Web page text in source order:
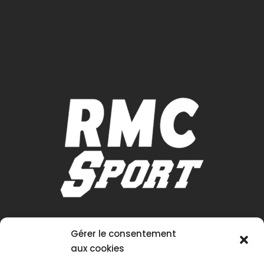
Gérer le consentement
aux cookies